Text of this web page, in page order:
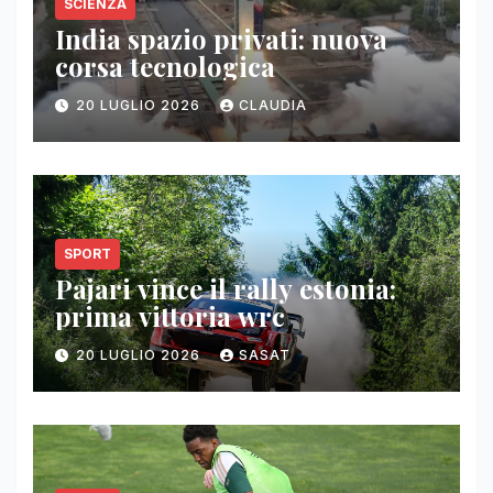
SCIENZA
India spazio privati: nuova
corsa tecnologica
20 LUGLIO 2026 CLAUDIA
SPORT
Pajari vince il rally estonia:
prima vittoria wrc
20 LUGLIO 2026 SASAT